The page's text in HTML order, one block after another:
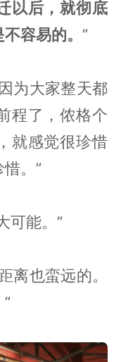
以后，就彻底
不容易的。”
为大家整天都
程了，侬格个
就感觉很珍惜
。”
可能。”
离也蛮远的。